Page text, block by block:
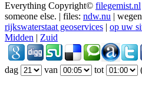
Everything Copyright© filegemist.nl
someone else. | files: ndw.nu |
rijkswaterstaat geoservices | op uw
Midden | Zuid
dag van tot